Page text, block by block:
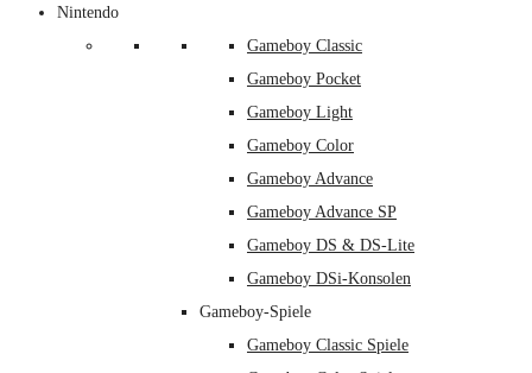
Nintendo
Gameboy Classic
Gameboy Pocket
Gameboy Light
Gameboy Color
Gameboy Advance
Gameboy Advance SP
Gameboy DS & DS-Lite
Gameboy DSi-Konsolen
Gameboy-Spiele
Gameboy Classic Spiele